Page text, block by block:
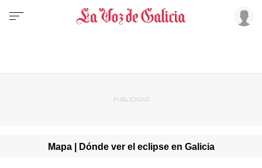
Mapa | Dónde ver el eclipse en Galicia